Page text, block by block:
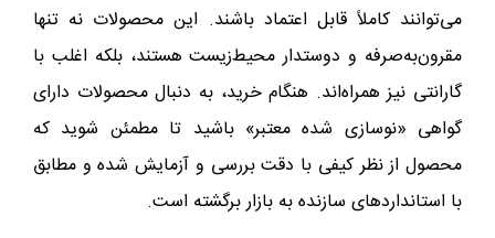
می‌توانند کاملاً قابل اعتماد باشند. این محصولات نه تنها
مقرون‌به‌صرفه و دوستدار محیط‌زیست هستند، بلکه اغلب با
گارانتی نیز همراه‌اند. هنگام خرید، به دنبال محصولات دارای
گواهی «نوسازی شده معتبر» باشید تا مطمئن شوید که
محصول از نظر کیفی با دقت بررسی و آزمایش شده و مطابق
با استانداردهای سازنده به بازار برگشته است.